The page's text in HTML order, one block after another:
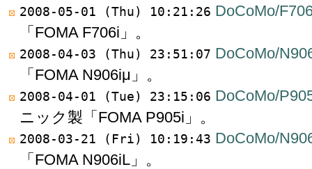
2008-05-01 (Thu) 10:21:26 DoCoMo/
「FOMA F706i」。
2008-04-03 (Thu) 23:51:07 DoCoMo/
「FOMA N906iμ」。
2008-04-01 (Tue) 23:15:06 DoCoMo/
ニック製「FOMA P905i」。
2008-03-21 (Fri) 10:19:43 DoCoMo/
「FOMA N906iL」。